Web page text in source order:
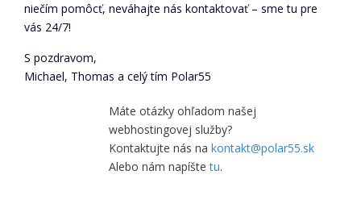
niečím pomôcť, neváhajte nás kontaktovať – sme tu pre
vás 24/7!
S pozdravom,
Michael, Thomas a celý tím Polar55
Máte otázky ohľadom našej
webhostingovej služby?
Kontaktujte nás na kontakt@polar55.sk
Alebo nám napíštetu.